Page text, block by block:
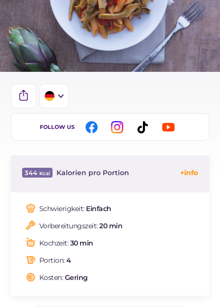
IT
ES
NL
FOLLOW US
344 Kalorien pro Portion
davon Zucker
REZEPTLESEN
Fette
Ballaststoffe
Natrium
Schwierigkeit: Einfach
Vorbereitungszeit:20 min
Kochzeit:30 min
Portion:4
Kosten:Gering